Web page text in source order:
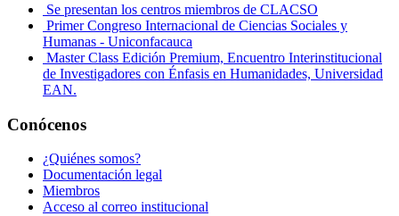
Se presentan los centros miembros de CLACSO
Primer Congreso Internacional de Ciencias Sociales y
Humanas - Uniconfacauca
Master Class Edición Premium, Encuentro Interinstitucional
de Investigadores con Énfasis en Humanidades, Universidad
EAN.
Conócenos
¿Quiénes somos?
Documentación legal
Miembros
Acceso al correo institucional